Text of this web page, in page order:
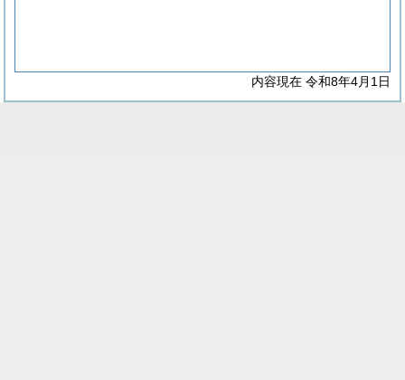
内容現在 令和8年4月1日